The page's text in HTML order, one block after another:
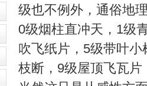
级也不例外，通俗地
0级烟柱直冲天，1级
吹飞纸片，5级带叶
枝断，9级屋顶飞瓦